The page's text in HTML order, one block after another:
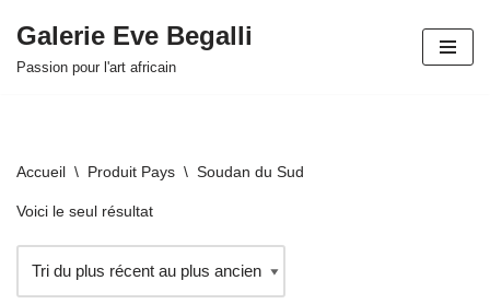
Aller
Galerie Eve Begalli
Passion pour l'art africain
Accueil \ Produit Pays \ Soudan du Sud
Voici le seul résultat